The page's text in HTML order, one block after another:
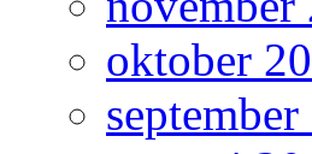
oktober